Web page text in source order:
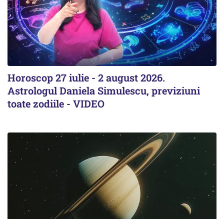
Horoscop 27 iulie - 2 august 2026.
Astrologul Daniela Simulescu, previziuni
toate zodiile - VIDEO